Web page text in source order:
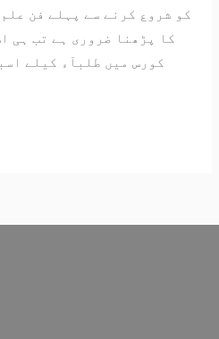
کو شروع کرنے سے پہلے فن
کا پڑھنا ضروری ہے تب ہی
کورس میں طلبآء کیلے